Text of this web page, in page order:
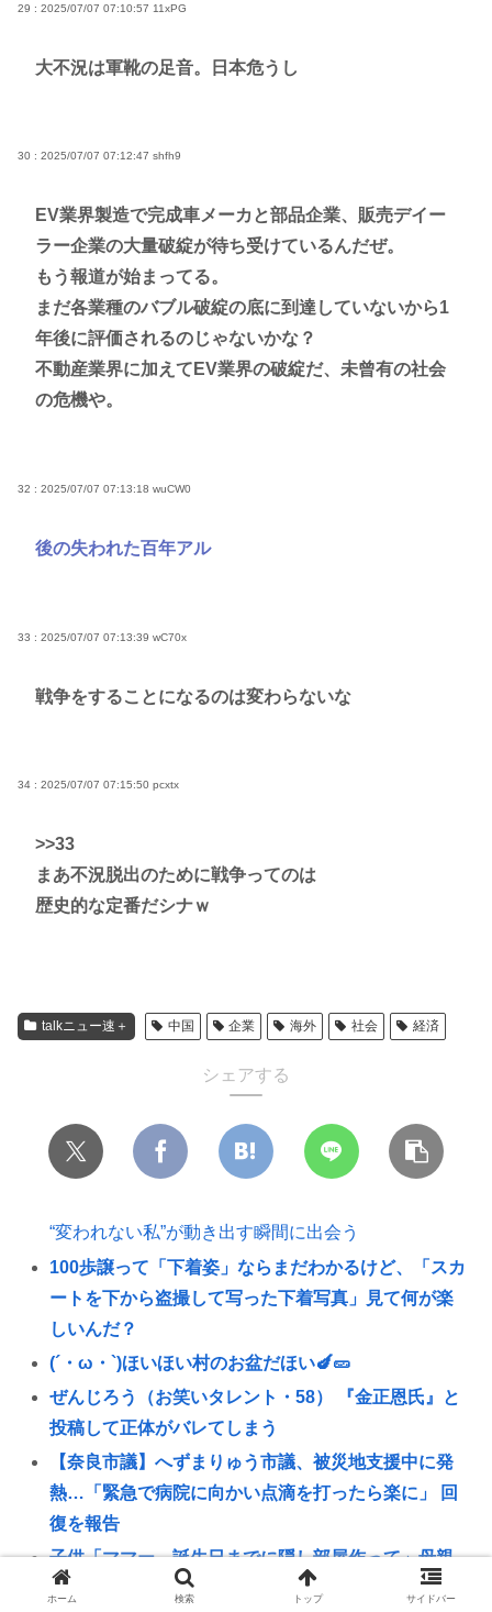
29 : 2025/07/07 07:10:57 11xPG
大不況は軍靴の足音。日本危うし
30 : 2025/07/07 07:12:47 shfh9
EV業界製造で完成車メーカと部品企業、販売デイー
ラー企業の大量破綻が待ち受けているんだぜ。
もう報道が始まってる。
まだ各業種のバブル破綻の底に到達していないから1
年後に評価されるのじゃないかな？
不動産業界に加えてEV業界の破綻だ、未曾有の社会
の危機や。
32 : 2025/07/07 07:13:18 wuCW0
後の失われた百年アル
33 : 2025/07/07 07:13:39 wC70x
戦争をすることになるのは変わらないな
34 : 2025/07/07 07:15:50 pcxtx
>>33
まあ不況脱出のために戦争ってのは
歴史的な定番だシナｗ
talkニュー速＋ 中国 企業 海外 社会 経済
シェアする
“変われない私”が動き出す瞬間に出会う
100歩譲って「下着姿」ならまだわかるけど、「スカ
ートを下から盗撮して写った下着写真」見て何が楽
しいんだ？
(´・ω・`)ほいほい村のお盆だほい🍆🥒
ぜんじろう（お笑いタレント・58） 『金正恩氏』と
投稿して正体がバレてしまう
【奈良市議】へずまりゅう市議、被災地支援中に発
熱…「緊急で病院に向かい点滴を打ったら楽に」 回
復を報告
子供「ママー、誕生日までに隠し部屋作って」母親
「わかった」
ホーム 検索 トップ サイドバー